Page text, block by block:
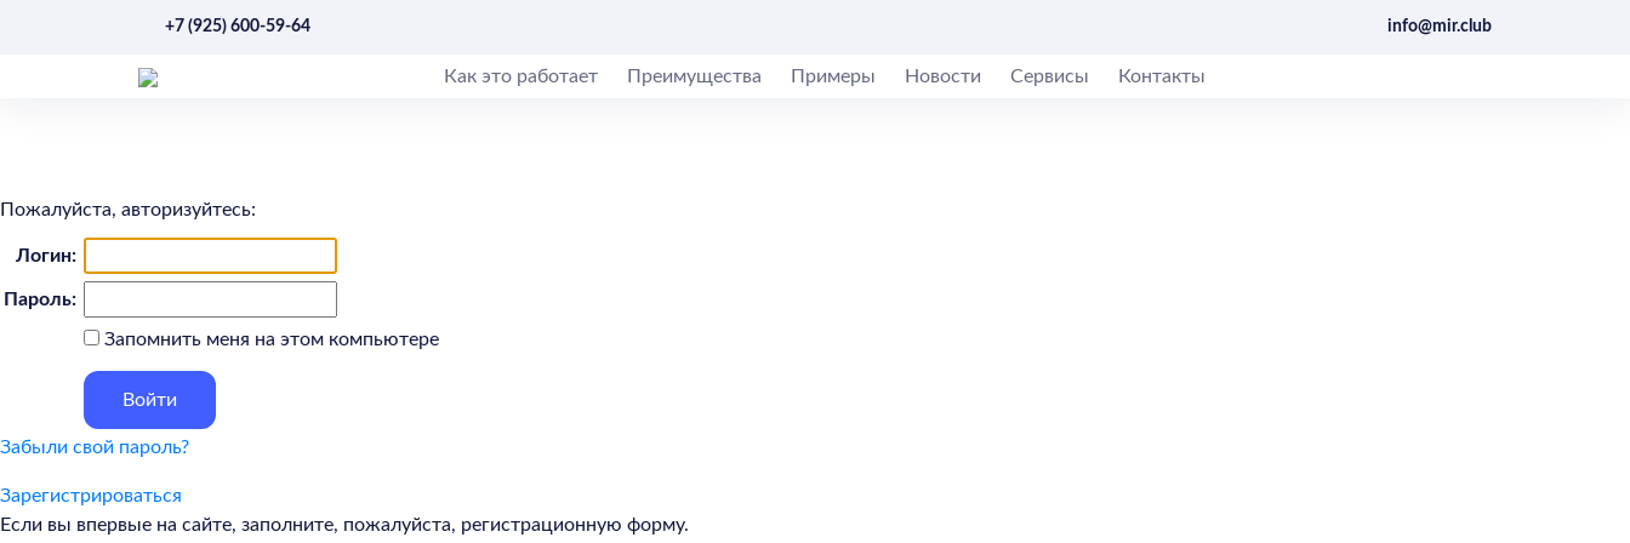
+7 (925) 600-59-64 info@mir.club
Как это работает Преимущества Примеры Новости Сервисы Контакты
Пожалуйста, авторизуйтесь:
Логин:
Пароль:
Запомнить меня на этом компьютере
Забыли свой пароль?
Зарегистрироваться
Если вы впервые на сайте, заполните, пожалуйста, регистрационную форму.